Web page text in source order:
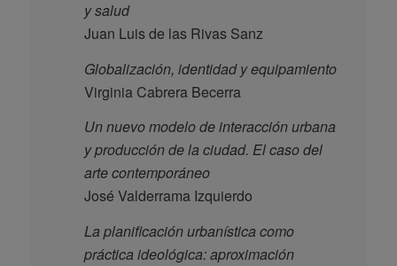
y salud
Juan Luis de las Rivas Sanz
Globalización, identidad y equipamiento
Virginia Cabrera Becerra
Un nuevo modelo de interacción urbana
y producción de la ciudad. El caso del
arte contemporáneo
José Valderrama Izquierdo
La planificación urbanística como
práctica ideológica: aproximación